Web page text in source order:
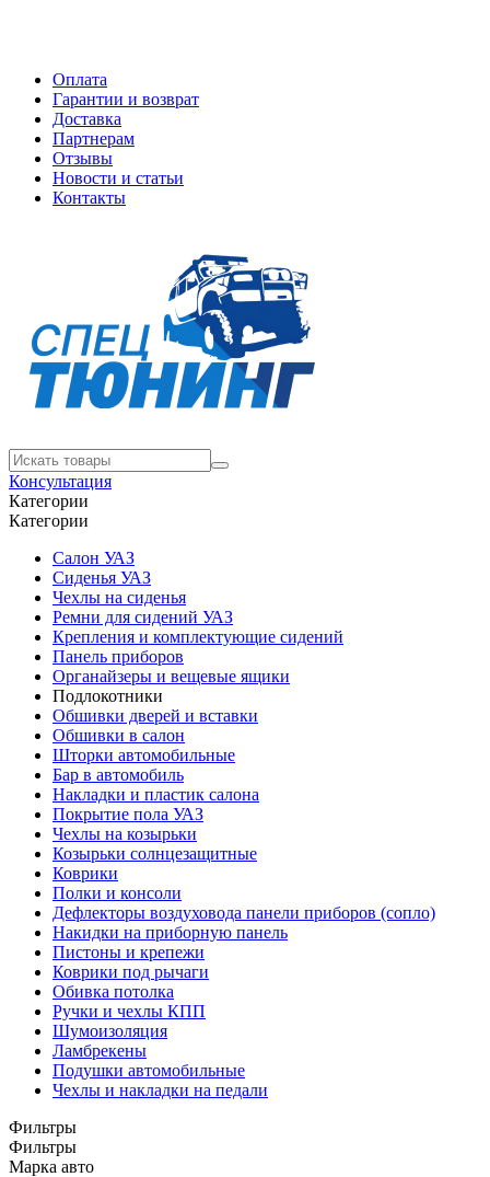
Оплата
Гарантии и возврат
Доставка
Партнерам
Отзывы
Новости и статьи
Контакты
Консультация
Категории
Категории
Салон УАЗ
Сиденья УАЗ
Чехлы на сиденья
Ремни для сидений УАЗ
Крепления и комплектующие сидений
Панель приборов
Органайзеры и вещевые ящики
Подлокотники
Обшивки дверей и вставки
Обшивки в салон
Шторки автомобильные
Бар в автомобиль
Накладки и пластик салона
Покрытие пола УАЗ
Чехлы на козырьки
Козырьки солнцезащитные
Коврики
Полки и консоли
Дефлекторы воздуховода панели приборов (сопло)
Накидки на приборную панель
Пистоны и крепежи
Коврики под рычаги
Обивка потолка
Ручки и чехлы КПП
Шумоизоляция
Ламбрекены
Подушки автомобильные
Чехлы и накладки на педали
Фильтры
Фильтры
Марка авто